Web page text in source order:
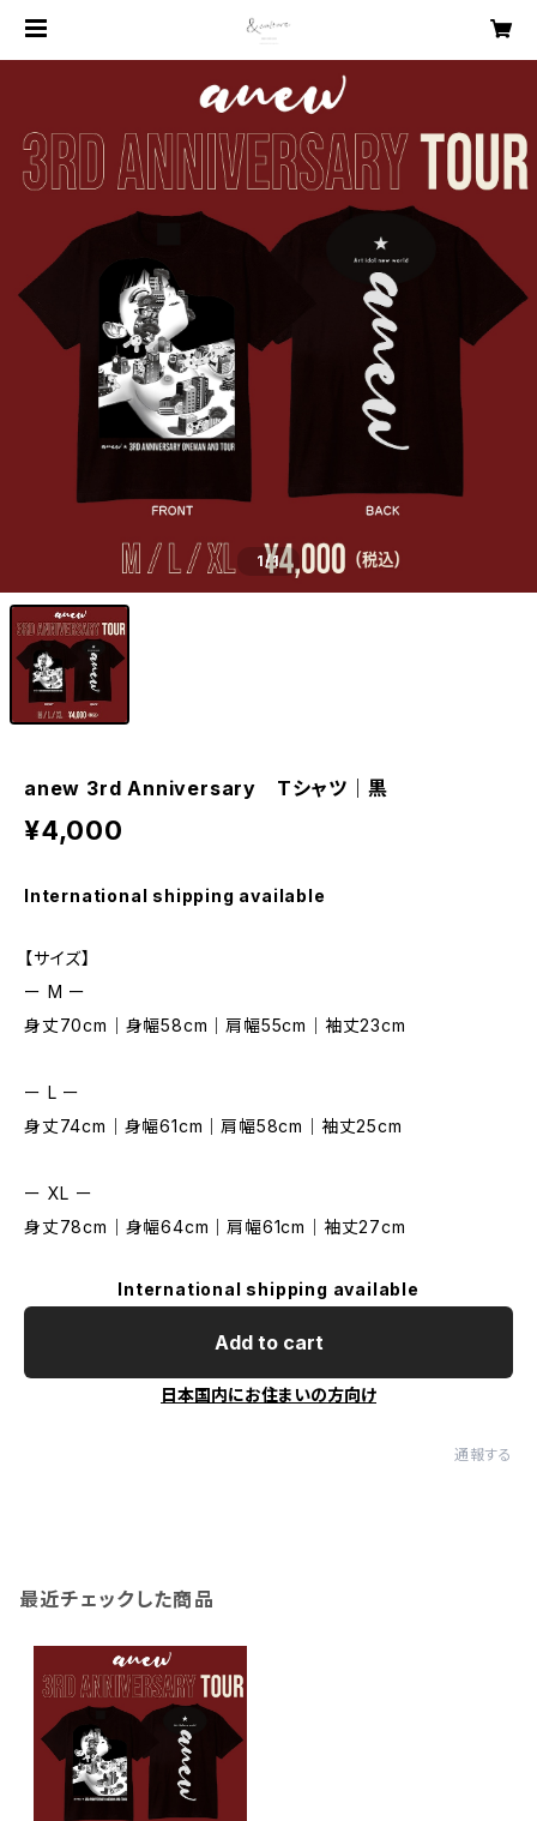
1/1
anew 3rd Anniversary Tシャツ｜黒
¥4,000
International shipping available
【サイズ】
ー M ー
身丈70cm｜身幅58cm｜肩幅55cm｜袖丈23cm
ー L ー
身丈74cm｜身幅61cm｜肩幅58cm｜袖丈25cm
ー XL ー
身丈78cm｜身幅64cm｜肩幅61cm｜袖丈27cm
International shipping available
Add to cart
日本国内にお住まいの方向け
通報する
最近チェックした商品